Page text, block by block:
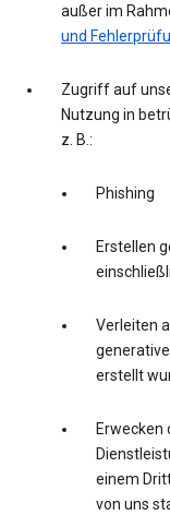
außer im
und
Zugriff auf
Nutzung in
z. B.:
Phishing
Erstellen
Verleiten
erstellt
Erwecken
einem
von uns